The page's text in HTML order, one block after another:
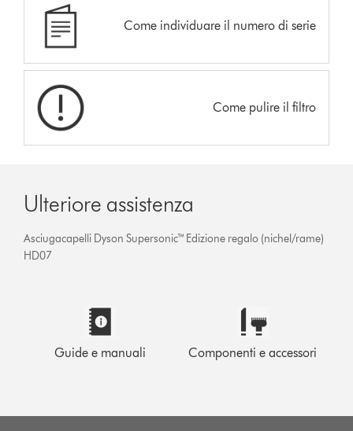
Come individuare il numero di serie
Come pulire il filtro
Ulteriore assistenza
Asciugacapelli Dyson Supersonic™ Edizione regalo (nichel/rame)
HD07
Guide e manuali Componenti e accessori